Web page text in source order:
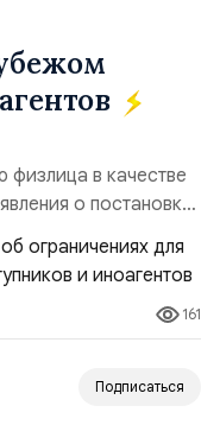
физлица в качестве
о постановке
транспортных
кредитного
и
161
Подписаться